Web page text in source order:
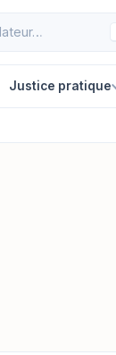
Justice pratique